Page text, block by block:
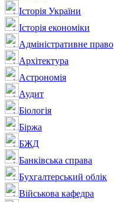
Історія України
Історія економіки
Адміністративне право
Архітектура
Астрономія
Аудит
Біологія
Біржа
БЖД
Банківська справа
Бухгалтерський облік
Військова кафедра